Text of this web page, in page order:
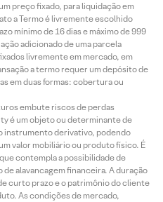
preço fixado, para liquidação em
a Termo é livremente escolhido
mínimo de 16 dias e máximo de 999
adicionado de uma parcela
livremente em mercado, em
a termo requer um depósito de
em duas formas: cobertura ou
embute riscos de perdas
é um objeto ou determinante de
instrumento derivativo, podendo
valor mobiliário ou produto físico. É
contempla a possibilidade de
alavancagem financeira. A duração
curto prazo e o patrimônio do cliente
As condições de mercado,